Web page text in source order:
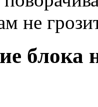
не
блока